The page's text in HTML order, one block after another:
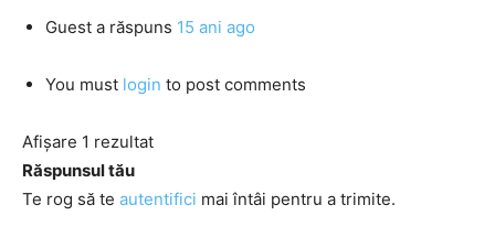
Guest a răspuns 15 ani ago
You must login to post comments
Afișare 1 rezultat
Răspunsul tău
Te rog să te autentifici mai întâi pentru a trimite.